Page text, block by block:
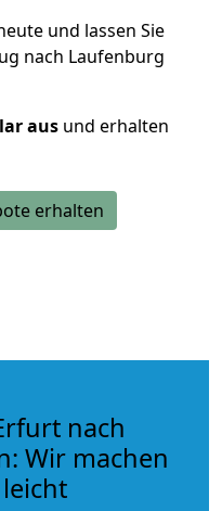
und lassen Sie
nach Laufenburg
aus und erhalten
erhalten
nach
Wir machen